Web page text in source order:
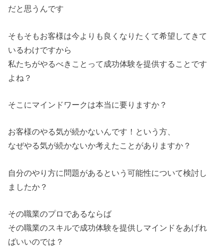
だと思うんです
そもそもお客様は今よりも良くなりたくて希望してきて
いるわけですから
私たちがやるべきことって成功体験を提供することです
よね？
そこにマインドワークは本当に要りますか？
お客様のやる気が続かないんです！という方、
なぜやる気が続かないか考えたことがありますか？
自分のやり方に問題があるという可能性について検討し
ましたか？
その職業のプロであるならば
その職業のスキルで成功体験を提供しマインドをあげれ
ばいいのでは？